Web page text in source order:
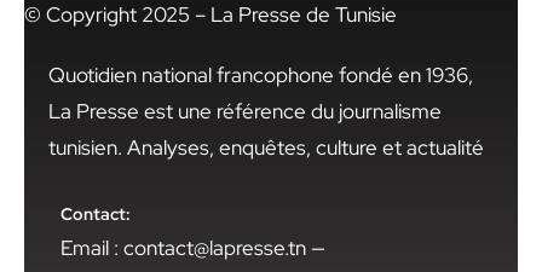
© Copyright 2025 – La Presse de Tunisie
Quotidien national francophone fondé en 1936,
La Presse est une référence du journalisme
tunisien. Analyses, enquêtes, culture et actualité
Contact:
Email : contact@lapresse.tn —